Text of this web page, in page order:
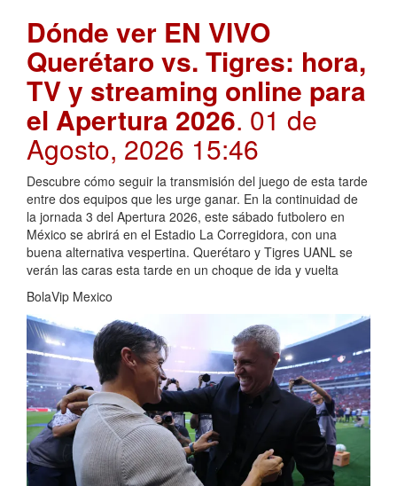
Dónde ver EN VIVO
Querétaro vs. Tigres: hora,
TV y streaming online para
el Apertura 2026. 01 de
Agosto, 2026 15:46
Descubre cómo seguir la transmisión del juego de esta tarde
entre dos equipos que les urge ganar. En la continuidad de
la jornada 3 del Apertura 2026, este sábado futbolero en
México se abrirá en el Estadio La Corregidora, con una
buena alternativa vespertina. Querétaro y Tigres UANL se
verán las caras esta tarde en un choque de ida y vuelta
BolaVip Mexico